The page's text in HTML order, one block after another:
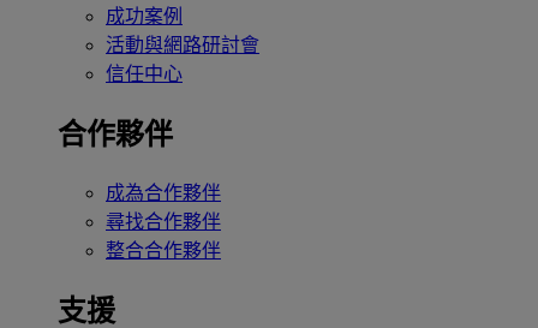
成功案例
活動與網路研討會
信任中心
合作夥伴
成為合作夥伴
尋找合作夥伴
整合合作夥伴
支援